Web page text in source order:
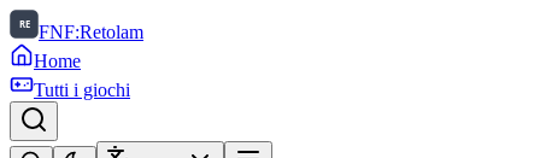
FNF:Retolam
Home
Tutti i giochi